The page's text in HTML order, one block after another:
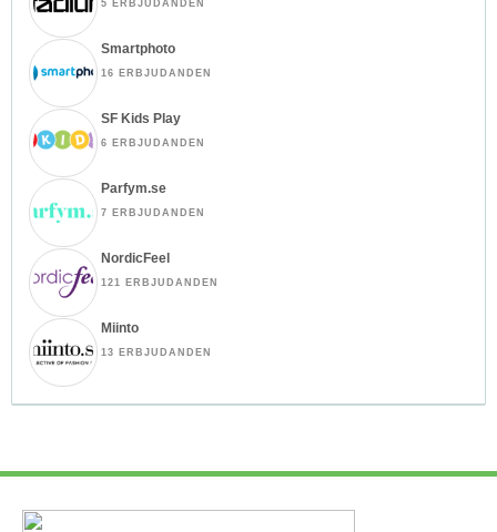
5 ERBJUDANDEN
Smartphoto
16 ERBJUDANDEN
SF Kids Play
6 ERBJUDANDEN
Parfym.se
7 ERBJUDANDEN
NordicFeel
121 ERBJUDANDEN
Miinto
13 ERBJUDANDEN